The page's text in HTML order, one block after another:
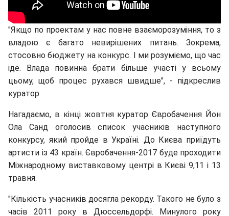
"Якщо по проектам у нас повне взаєморозуміння, то з
владою є багато невирішених питань. Зокрема,
стосовно бюджету на конкурс. І ми розуміємо, що час
іде. Влада повинна брати більше участі у всьому
цьому, щоб процес рухався швидше", - підкреслив
куратор.
Нагадаємо, в кінці жовтня куратор Євробачення Йон
Ола Санд оголосив список учасників наступного
конкурсу, який пройде в Україні. До Києва приїдуть
артисти із 43 країн. Євробачення-2017 буде проходити
Міжнародному виставковому центрі в Києві 9,11 і 13
травня.
"Кількість учасників досягла рекорду. Такого не було з
часів 2011 року в Дюссельдорфі. Минулого року